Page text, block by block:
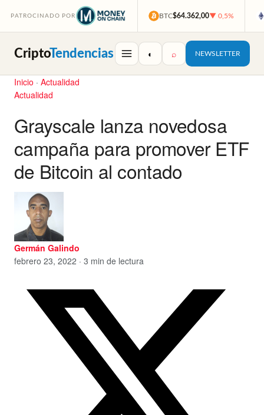
PATROCINADO POR BTC$64.362,00▼ 0,5%
CriptoTendencias ◐ ⌕ NEWSLETTER
Inicio · Actualidad
Actualidad
Grayscale lanza novedosa
campaña para promover ETF
de Bitcoin al contado
Germán Galindo
febrero 23, 2022 · 3 min de lectura